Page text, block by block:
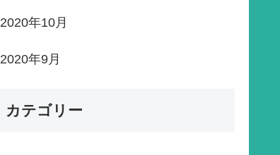
2020年10月
2020年9月
カテゴリー